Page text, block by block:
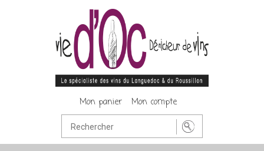
Mon panier Mon compte